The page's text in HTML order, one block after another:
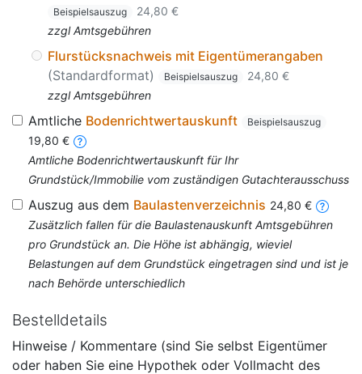
Beispielsauszug
24,80 €
zzgl Amtsgebühren
Flurstücksnachweis mit Eigentümerangaben
(Standardformat)
Beispielsauszug
24,80 €
zzgl Amtsgebühren
Amtliche Bodenrichtwertauskunft Beispielsauszug
19,80 €
Amtliche Bodenrichtwertauskunft für Ihr
Grundstück/Immobilie vom zuständigen Gutachterausschuss
Auszug aus dem Baulastenverzeichnis 24,80 €
Zusätzlich fallen für die Baulastenauskunft Amtsgebühren
pro Grundstück an. Die Höhe ist abhängig, wieviel
Belastungen auf dem Grundstück eingetragen sind und ist je
nach Behörde unterschiedlich
Bestelldetails
Hinweise / Kommentare (sind Sie selbst Eigentümer
oder haben Sie eine Hypothek oder Vollmacht des